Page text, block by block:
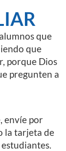
que
que
porque Dios
pregunten a
envíe por
la tarjeta de